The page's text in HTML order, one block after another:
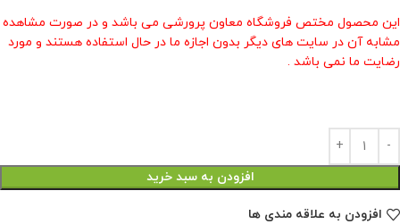
این محصول مختص فروشگاه معاون پرورشی می باشد و در صورت مشاهده
مشابه آن در سایت های دیگر بدون اجازه ما در حال استفاده هستند و مورد
رضایت ما نمی باشد .
افزودن به سبد خرید
افزودن به علاقه مندی ها